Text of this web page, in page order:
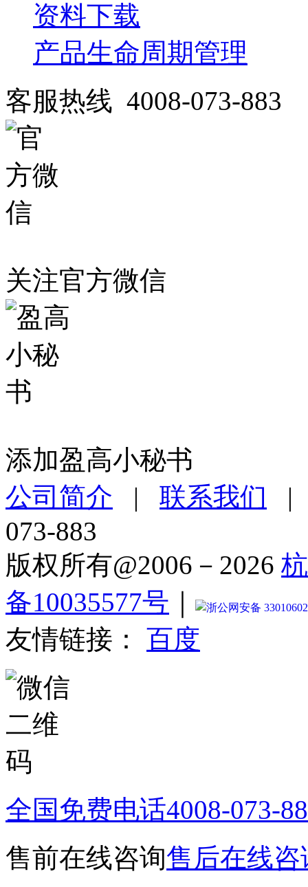
资料下载
产品生命周期管理
客服热线 4008-073-883
关注官方微信
添加盈高小秘书
公司简介 | 联系我们
073-883
版权所有@2006－2026
备10035577号
浙公网安备
友情链接： 百度
全国免费电话4008-073-
售前在线咨询售后在线咨